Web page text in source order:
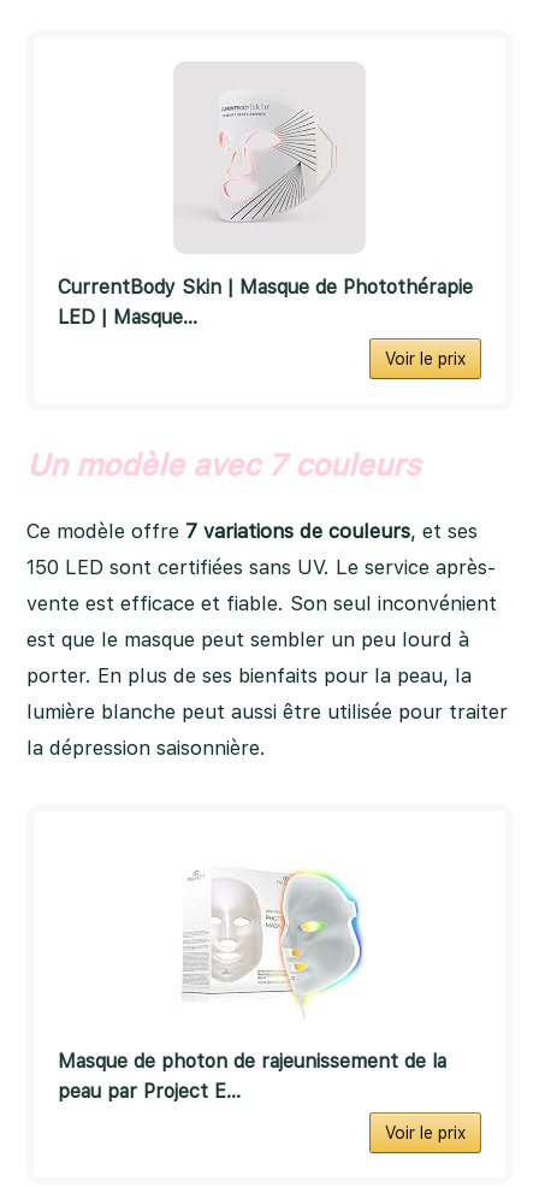
CurrentBody Skin | Masque de Photothérapie
LED | Masque...
Voir le prix
Un modèle avec 7 couleurs
Ce modèle offre 7 variations de couleurs, et ses
150 LED sont certifiées sans UV. Le service après-
vente est efficace et fiable. Son seul inconvénient
est que le masque peut sembler un peu lourd à
porter. En plus de ses bienfaits pour la peau, la
lumière blanche peut aussi être utilisée pour traiter
la dépression saisonnière.
Masque de photon de rajeunissement de la
peau par Project E...
Voir le prix